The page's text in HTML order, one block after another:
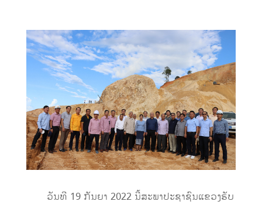
ວັນທີ 19 ກັນຍາ 2022 ນີ້ສະພາປະຊາຊົນແຂວງຮັບ